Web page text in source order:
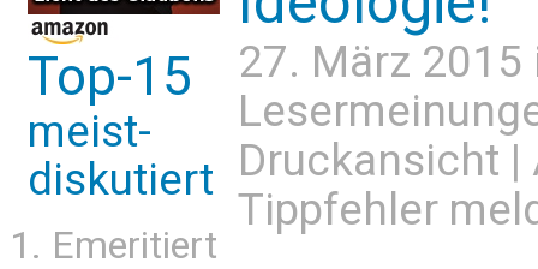
Top-15
meist-
diskutiert
Emeritiert
27. März
Druckansicht |
Tippfehler